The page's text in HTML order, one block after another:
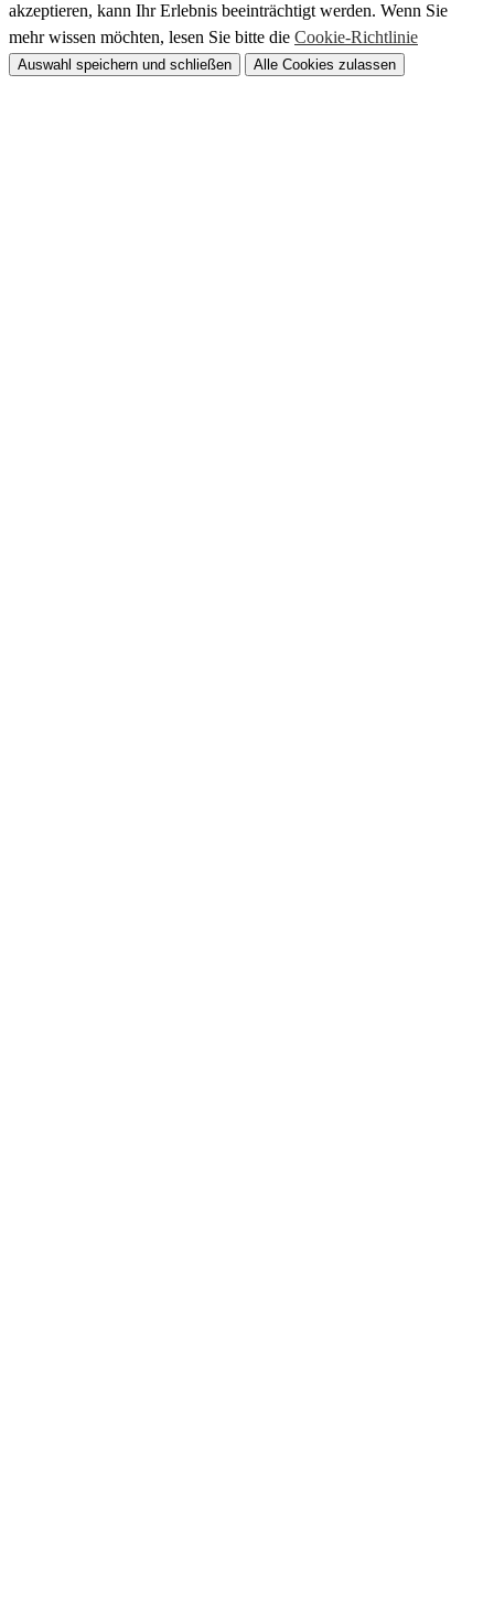
akzeptieren, kann Ihr Erlebnis beeinträchtigt werden. Wenn Sie
mehr wissen möchten, lesen Sie bitte die Cookie-Richtlinie
Auswahl speichern und schließen Alle Cookies zulassen